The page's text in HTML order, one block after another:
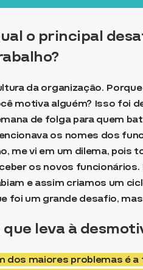
o principal
da organização.
motiva alguém? Isso foi
de folga para quem
os nomes dos
me vi em um dilema, pois
os novos
e assim criamos um
foi um grande desafio,
que leva à
dos maiores problemas é